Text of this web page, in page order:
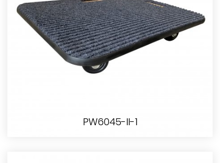
PW6045-II-1